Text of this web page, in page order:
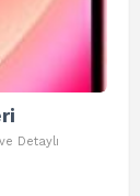
Detaylı